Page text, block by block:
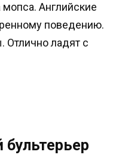
Английские
поведению.
Отлично ладят с